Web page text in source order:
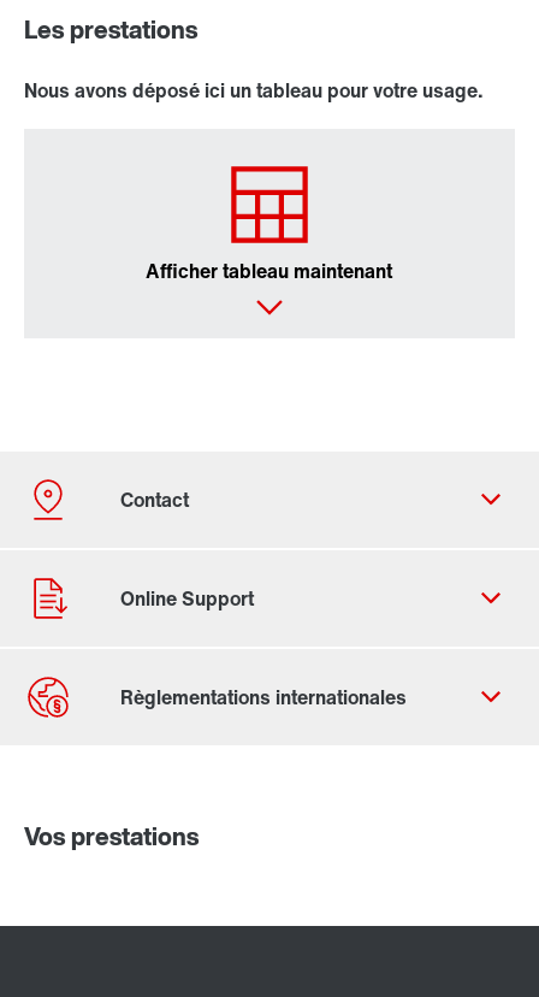
Les prestations
Nous avons déposé ici un tableau pour votre usage.
Afficher tableau maintenant
Adresses dans le monde
Vos prestations